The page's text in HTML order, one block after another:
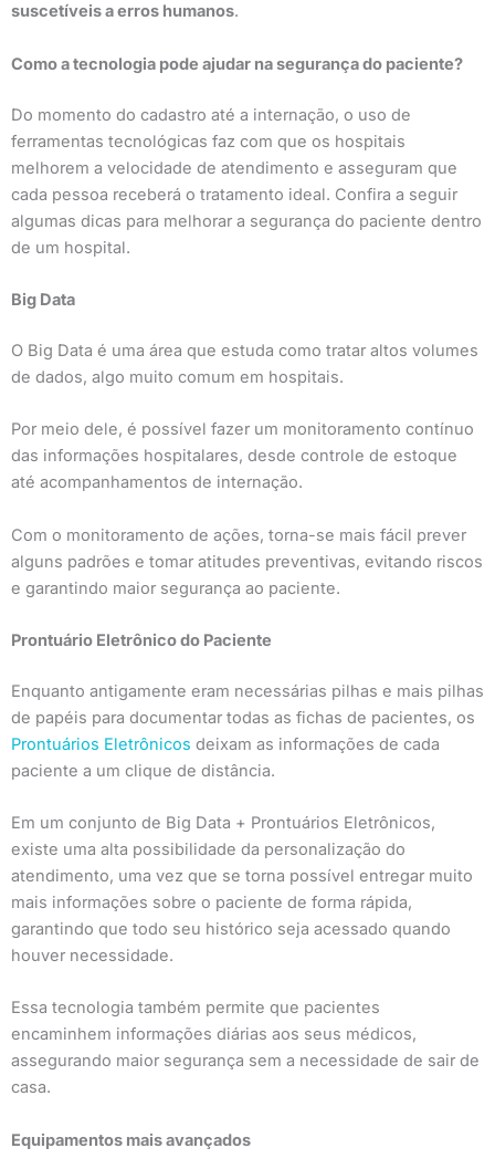
suscetíveis a erros humanos.
Como a tecnologia pode ajudar na segurança do paciente?
Do momento do cadastro até a internação, o uso de
ferramentas tecnológicas faz com que os hospitais
melhorem a velocidade de atendimento e asseguram que
cada pessoa receberá o tratamento ideal. Confira a seguir
algumas dicas para melhorar a segurança do paciente dentro
de um hospital.
Big Data
O Big Data é uma área que estuda como tratar altos volumes
de dados, algo muito comum em hospitais.
Por meio dele, é possível fazer um monitoramento contínuo
das informações hospitalares, desde controle de estoque
até acompanhamentos de internação.
Com o monitoramento de ações, torna-se mais fácil prever
alguns padrões e tomar atitudes preventivas, evitando riscos
e garantindo maior segurança ao paciente.
Prontuário Eletrônico do Paciente
Enquanto antigamente eram necessárias pilhas e mais pilhas
de papéis para documentar todas as fichas de pacientes, os
Prontuários Eletrônicos deixam as informações de cada
paciente a um clique de distância.
Em um conjunto de Big Data + Prontuários Eletrônicos,
existe uma alta possibilidade da personalização do
atendimento, uma vez que se torna possível entregar muito
mais informações sobre o paciente de forma rápida,
garantindo que todo seu histórico seja acessado quando
houver necessidade.
Essa tecnologia também permite que pacientes
encaminhem informações diárias aos seus médicos,
assegurando maior segurança sem a necessidade de sair de
casa.
Equipamentos mais avançados